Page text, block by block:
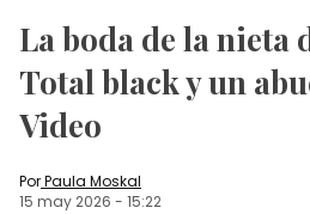
La boda de la nieta
Total black y un
Video
PorPaula Moskal
15 may 2026 - 15:22